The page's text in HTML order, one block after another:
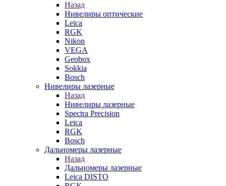
Назад
Нивелиры оптические
Leica
RGK
Nikon
VEGA
Geobox
Sokkia
Bosch
Нивелиры лазерные
Назад
Нивелиры лазерные
Spectra Precision
Leica
RGK
Bosch
Дальномеры лазерные
Назад
Дальномеры лазерные
Leica DISTO